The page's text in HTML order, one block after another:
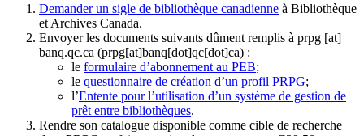
Demander un sigle de bibliothèque canadienne à Bibliothèque
et Archives Canada.
Envoyer les documents suivants dûment remplis à prpg [at]
banq.qc.ca (prpg[at]banq[dot]qc[dot]ca) :
le formulaire d’abonnement au PEB;
le questionnaire de création d’un profil PRPG;
l’Entente pour l’utilisation d’un système de gestion de
prêt entre bibliothèques.
Rendre son catalogue disponible comme cible de recherche